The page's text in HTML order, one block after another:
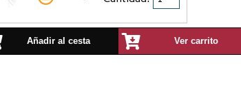
Añadir al cesta Ver carrito